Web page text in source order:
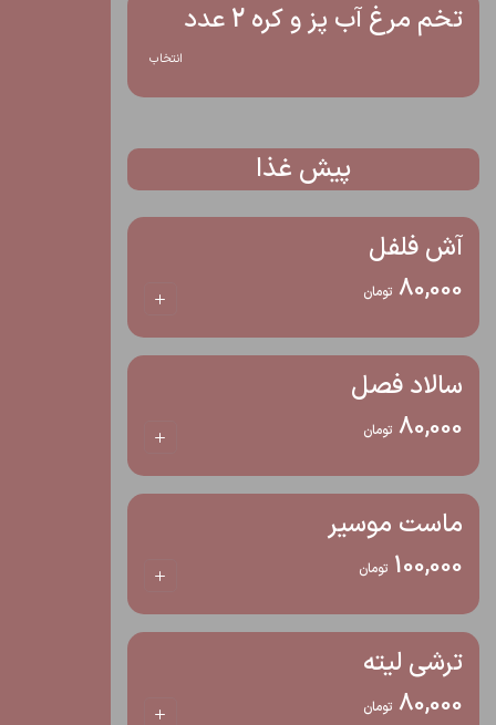
تخم مرغ آب پز و کره 2 عدد
انتخاب
پیش غذا
آش فلفل
80,000 تومان
سالاد فصل
80,000 تومان
ماست موسیر
100,000 تومان
ترشی لیته
80,000 تومان